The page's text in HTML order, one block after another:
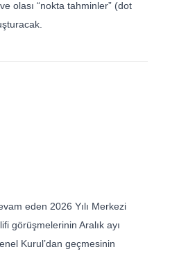
olası “nokta tahminler” (dot
eden 2026 Yılı Merkezi
görüşmelerinin Aralık ayı
Kurul’dan geçmesinin